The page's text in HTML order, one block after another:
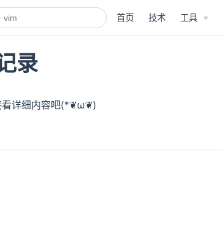
首页 技术 工具
录
看详细内容吧(*❦ω❦)